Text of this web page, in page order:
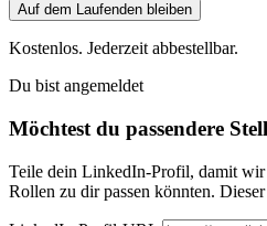
Auf dem Laufenden bleiben
Kostenlos. Jederzeit abbestellbar.
Du bist angemeldet
Möchtest du passendere
Teile dein LinkedIn-Profil, damit wir
Rollen zu dir passen könnten.